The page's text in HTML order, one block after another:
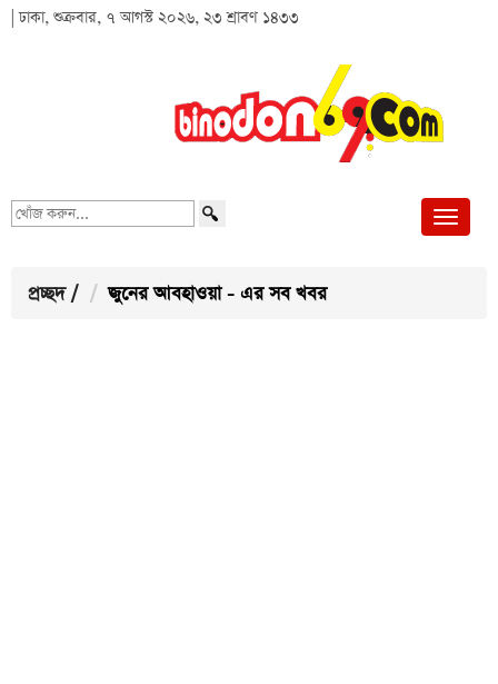
| ঢাকা, শুক্রবার, ৭ আগস্ট ২০২৬, ২৩ শ্রাবণ ১৪৩৩
খোঁজ
প্রচ্ছদ / জুনের আবহাওয়া - এর সব খবর